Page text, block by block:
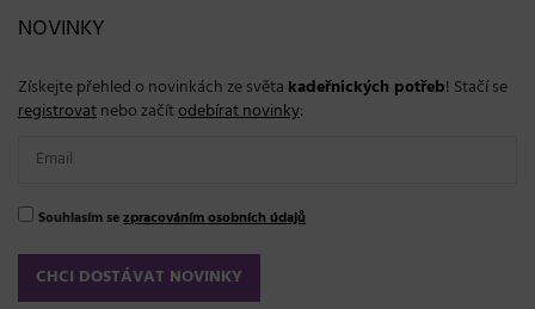
NOVINKY
Získejte přehled o novinkách ze světa kadeřnických potřeb! Stačí se
registrovatnebo začítodebírat novinky:
Souhlasím sezpracováním osobních údajů